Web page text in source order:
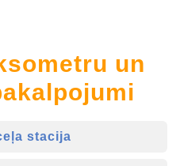
un
stacija